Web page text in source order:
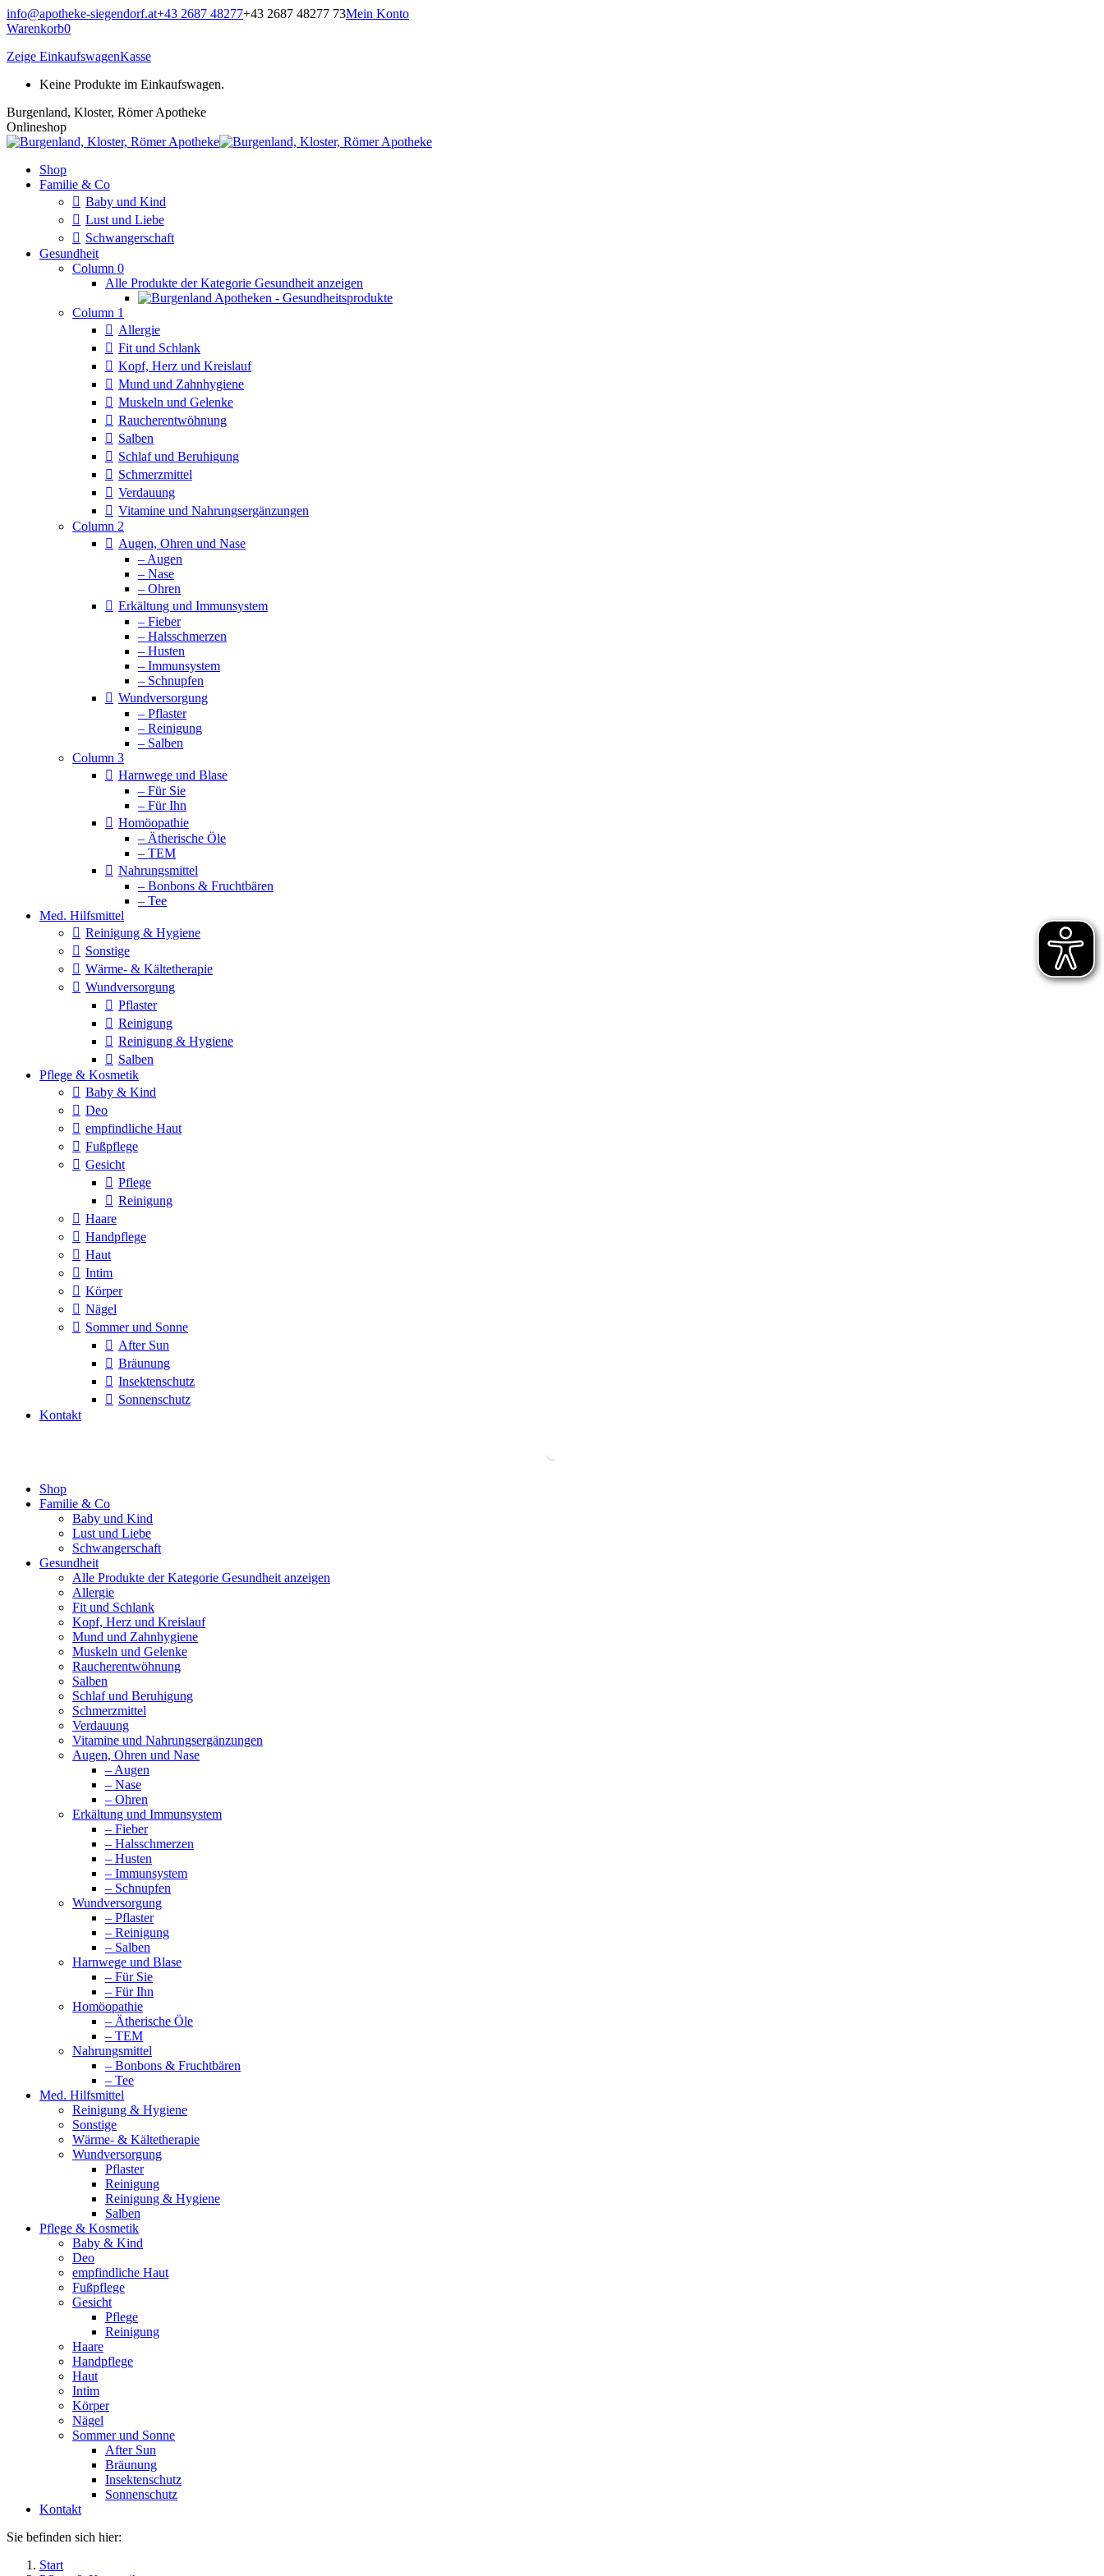
Zum
Inhalt
info@apotheke-siegendorf.at+43 2687 48277+43 2687 48277 73Mein Konto
Warenkorb0
Zeige EinkaufswagenKasse
Keine Produkte im Einkaufswagen.
Burgenland, Kloster, Römer Apotheke
Onlineshop
Shop
Familie & Co
Baby und Kind
Lust und Liebe
Schwangerschaft
Gesundheit
Column 0
Alle Produkte der Kategorie Gesundheit anzeigen
Column 1
Allergie
Fit und Schlank
Kopf, Herz und Kreislauf
Mund und Zahnhygiene
Muskeln und Gelenke
Raucherentwöhnung
Salben
Schlaf und Beruhigung
Schmerzmittel
Verdauung
Vitamine und Nahrungsergänzungen
Column 2
Augen, Ohren und Nase
– Augen
– Nase
– Ohren
Erkältung und Immunsystem
– Fieber
– Halsschmerzen
– Husten
– Immunsystem
– Schnupfen
Wundversorgung
– Pflaster
– Reinigung
– Salben
Column 3
Harnwege und Blase
– Für Sie
– Für Ihn
Homöopathie
– Ätherische Öle
– TEM
Nahrungsmittel
– Bonbons & Fruchtbären
– Tee
Med. Hilfsmittel
Reinigung & Hygiene
Sonstige
Wärme- & Kältetherapie
Wundversorgung
Pflaster
Reinigung
Reinigung & Hygiene
Salben
Pflege & Kosmetik
Baby & Kind
Deo
empfindliche Haut
Fußpflege
Gesicht
Pflege
Reinigung
Haare
Handpflege
Haut
Intim
Körper
Nägel
Sommer und Sonne
After Sun
Bräunung
Insektenschutz
Sonnenschutz
Kontakt
page
opens
Shop
Familie & Co
Baby und Kind
Lust und Liebe
Schwangerschaft
Gesundheit
Alle Produkte der Kategorie Gesundheit anzeigen
Allergie
Fit und Schlank
Kopf, Herz und Kreislauf
Mund und Zahnhygiene
Muskeln und Gelenke
Raucherentwöhnung
Salben
Schlaf und Beruhigung
Schmerzmittel
Verdauung
Vitamine und Nahrungsergänzungen
Augen, Ohren und Nase
– Augen
– Nase
– Ohren
Erkältung und Immunsystem
– Fieber
– Halsschmerzen
– Husten
– Immunsystem
– Schnupfen
Wundversorgung
– Pflaster
– Reinigung
– Salben
Harnwege und Blase
– Für Sie
– Für Ihn
Homöopathie
– Ätherische Öle
– TEM
Nahrungsmittel
– Bonbons & Fruchtbären
– Tee
Med. Hilfsmittel
Reinigung & Hygiene
Sonstige
Wärme- & Kältetherapie
Wundversorgung
Pflaster
Reinigung
Reinigung & Hygiene
Salben
Pflege & Kosmetik
Baby & Kind
Deo
empfindliche Haut
Fußpflege
Gesicht
Pflege
Reinigung
Haare
Handpflege
Haut
Intim
Körper
Nägel
Sommer und Sonne
After Sun
Bräunung
Insektenschutz
Sonnenschutz
Kontakt
Sie befinden sich hier:
Start